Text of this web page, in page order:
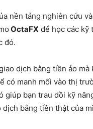
nền tảng nghiên cứu
OctaFX để học các kỹ
đó.
dịch bằng tiền ảo
có manh mối vào thị
giúp bạn trau dồi kỹ
bằng tiền thật của